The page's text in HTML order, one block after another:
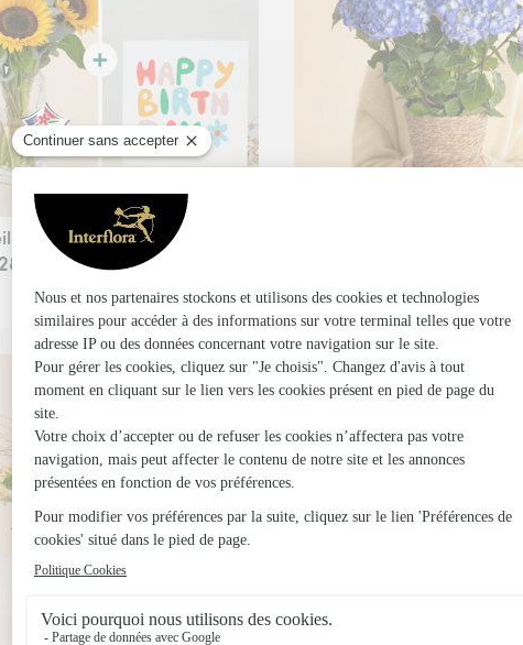
commande passée avant 17h) ou à la date de votre choix.
Dès demain
Livraison dès demain (pour toute commande
d'anniversaire
28,95€
Livraison à petit prix